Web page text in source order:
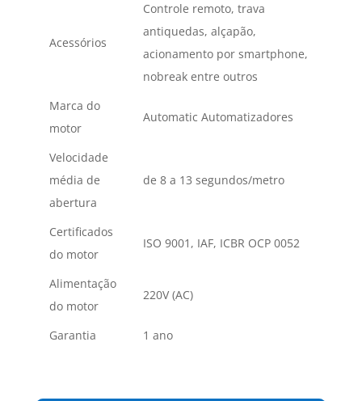
Acessórios
Controle remoto, trava
antiquedas, alçapão,
acionamento por smartphone,
nobreak entre outros
Marca do
motor
Automatic Automatizadores
Velocidade
média de
abertura
de 8 a 13 segundos/metro
Certificados
do motor
ISO 9001, IAF, ICBR OCP 0052
Alimentação
do motor
220V (AC)
Garantia 1 ano